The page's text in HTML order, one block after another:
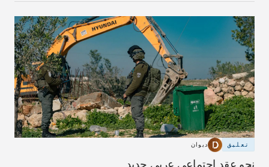
تعليق ديوان
نحو عقد اجتماعي عربي جديد